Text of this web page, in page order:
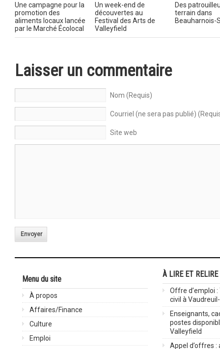
Une campagne pour la
promotion des
aliments locaux lancée
par le Marché Écolocal
Un week-end de
découvertes au
Festival des Arts de
Valleyfield
Des
terrain dans
Beauharnois-
Laisser un commentaire
Nom (Requis)
Courriel (ne sera pas publié)
Site web
Envoyer
Menu du site
À propos
Affaires/Finance
Culture
Emploi
À LIRE ET RELIRE
Offre d’emploi
civil à
Enseignants,
postes
Valleyfield
Appel d’offres :